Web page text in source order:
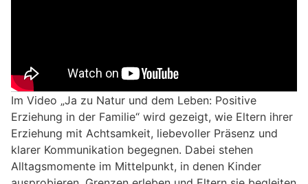
Im Video „Ja zu Natur und dem Leben: Positive
Erziehung in der Familie“ wird gezeigt, wie Eltern ihrer
Erziehung mit Achtsamkeit, liebevoller Präsenz und
klarer Kommunikation begegnen. Dabei stehen
Alltagsmomente im Mittelpunkt, in denen Kinder